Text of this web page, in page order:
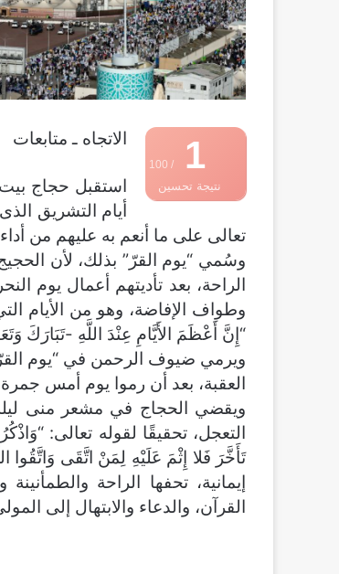
1
/ 100
نتيجة تحسين
الاتجاه ـ متابعات
استقبل حجاج
أيام التشريق
تعالى على ما أنعم به عليهم من
وسُمي “يوم القرّ” بذلك، لأن
الراحة، بعد تأديتهم أعمال يوم
وطواف الإفاضة، وهو من الأيام
“إِنَّ أَعْظَمَ الأَيَّامِ عِنْدَ اللَّهِ -تَبَارَكَ
ويرمي ضيوف الرحمن في “يوم
العقبة، بعد أن رموا يوم أمس جمرة
ويقضي الحجاج في مشعر منى ليلة
التعجل، تحقيقًا لقوله تعالى:
تَأَخَّرَ فَلا إِثْمَ عَلَيْهِ لِمَنْ اتَّقَى
إيمانية، تحفها الراحة
القرآن، والدعاء والابتهال إلى